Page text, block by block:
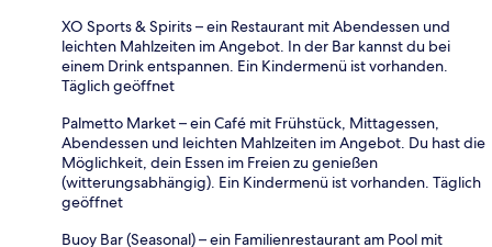
XO Sports & Spirits – ein Restaurant mit Abendessen und
leichten Mahlzeiten im Angebot. In der Bar kannst du bei
einem Drink entspannen. Ein Kindermenü ist vorhanden.
Täglich geöffnet
Palmetto Market – ein Café mit Frühstück, Mittagessen,
Abendessen und leichten Mahlzeiten im Angebot. Du hast die
Möglichkeit, dein Essen im Freien zu genießen
(witterungsabhängig). Ein Kindermenü ist vorhanden. Täglich
geöffnet
Buoy Bar (Seasonal) – ein Familienrestaurant am Pool mit